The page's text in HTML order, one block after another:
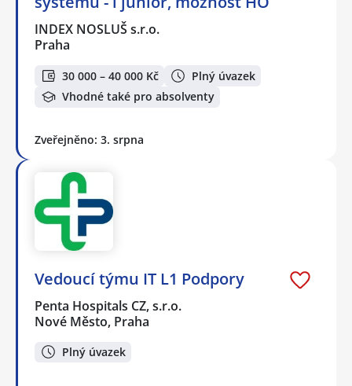
INDEX NOSLUŠ s.r.o.
Praha
30 000 – 40 000 Kč
Plný úvazek
Vhodné také pro absolventy
Zveřejněno: 3. srpna
Vedoucí týmu IT L1 Podpory
Penta Hospitals CZ, s.r.o.
Nové Město, Praha
Plný úvazek